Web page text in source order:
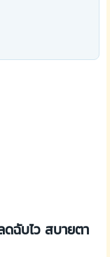
ฉับไว สบายตา